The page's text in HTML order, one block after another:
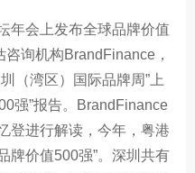
会上发布全球品牌价值
询机构BrandFinance，
（湾区）国际品牌周”上
强”报告。BrandFinance
登进行解读，今年，粤港
牌价值500强”。深圳共有